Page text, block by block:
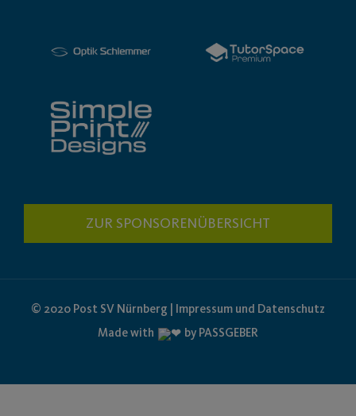
ZUR SPONSORENÜBERSICHT
© 2020 Post SV Nürnberg | Impressum und Datenschutz
Made with
by PASSGEBER